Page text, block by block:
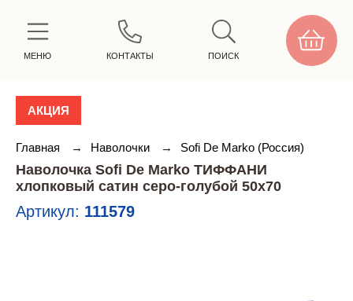
МЕНЮ КОНТАКТЫ ПОИСК
АКЦИЯ
Главная → Наволочки → Sofi De Marko (Россия)
Наволочка Sofi De Marko ТИФФАНИ
хлопковый сатин серо-голубой 50х70
Артикул: 111579